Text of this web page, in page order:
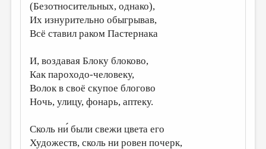
КОНКУРСЫ
ДЕТСКАЯ КОМНАТА
КНИЖНАЯ ПОЛКА
ОБЗОР ЛИТЕРАТУРЫ
СТРАНИЦЫ ПАМЯТИ
КОЛОНКА РЕДАКТОРА
(Безотносительных, однако),
Их изнурительно обыгрывав,
Всё ставил раком Пастернака
И, воздавая Блоку блоково,
Как пароходо-человеку,
Волок в своё скупое блогово
Ночь, улицу, фонарь, аптеку.
Сколь ни́ были свежи цвета его
Художеств, сколь ни ровен почерк,